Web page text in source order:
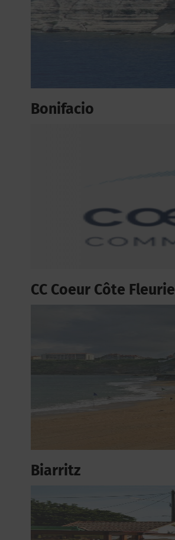
Bonifacio
CC Coeur Côte Fleurie
Biarritz